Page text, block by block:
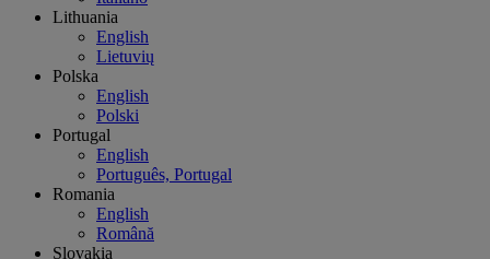
Lithuania
English
Lietuvių
Polska
English
Polski
Portugal
English
Português, Portugal
Romania
English
Română
Slovakia